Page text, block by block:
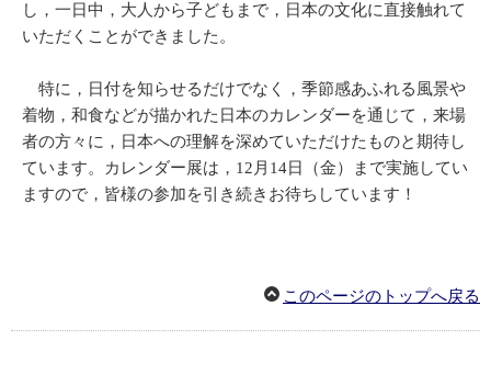
し，一日中，大人から子どもまで，日本の文化に直接触れて
いただくことができました。
特に，日付を知らせるだけでなく，季節感あふれる風景や
着物，和食などが描かれた日本のカレンダーを通じて，来場
者の方々に，日本への理解を深めていただけたものと期待し
ています。カレンダー展は，12月14日（金）まで実施してい
ますので，皆様の参加を引き続きお待ちしています！
このページのトップへ戻る